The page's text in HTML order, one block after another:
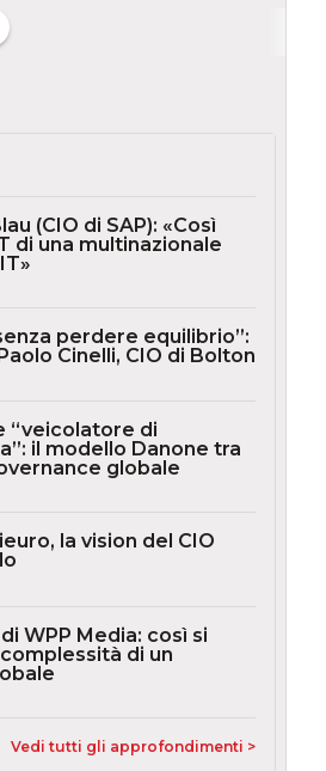
(CIO di SAP): «Così
di una multinazionale
perdere equilibrio”:
Cinelli, CIO di Bolton
“veicolatore di
il modello Danone tra
globale
la vision del CIO
WPP Media: così si
di un
Vedi tutti gli approfondimenti >